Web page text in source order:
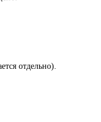
отдельно).